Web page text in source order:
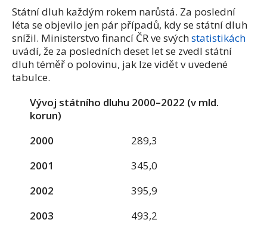
Státní dluh každým rokem narůstá. Za poslední
léta se objevilo jen pár případů, kdy se státní dluh
snížil. Ministerstvo financí ČR ve svýchstatistikách
uvádí, že za posledních deset let se zvedl státní
dluh téměř o polovinu, jak lze vidět v uvedené
tabulce.
Vývoj státního dluhu 2000–2022 (v mld.
korun)
2000
289,3
2001
345,0
2002
395,9
2003
493,2